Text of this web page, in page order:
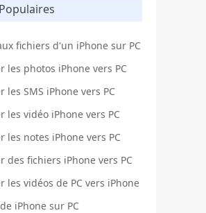
fichiers d'un iPhone sur PC
les photos iPhone vers PC
les SMS iPhone vers PC
les vidéo iPhone vers PC
les notes iPhone vers PC
des fichiers iPhone vers PC
les vidéos de PC vers iPhone
iPhone sur PC